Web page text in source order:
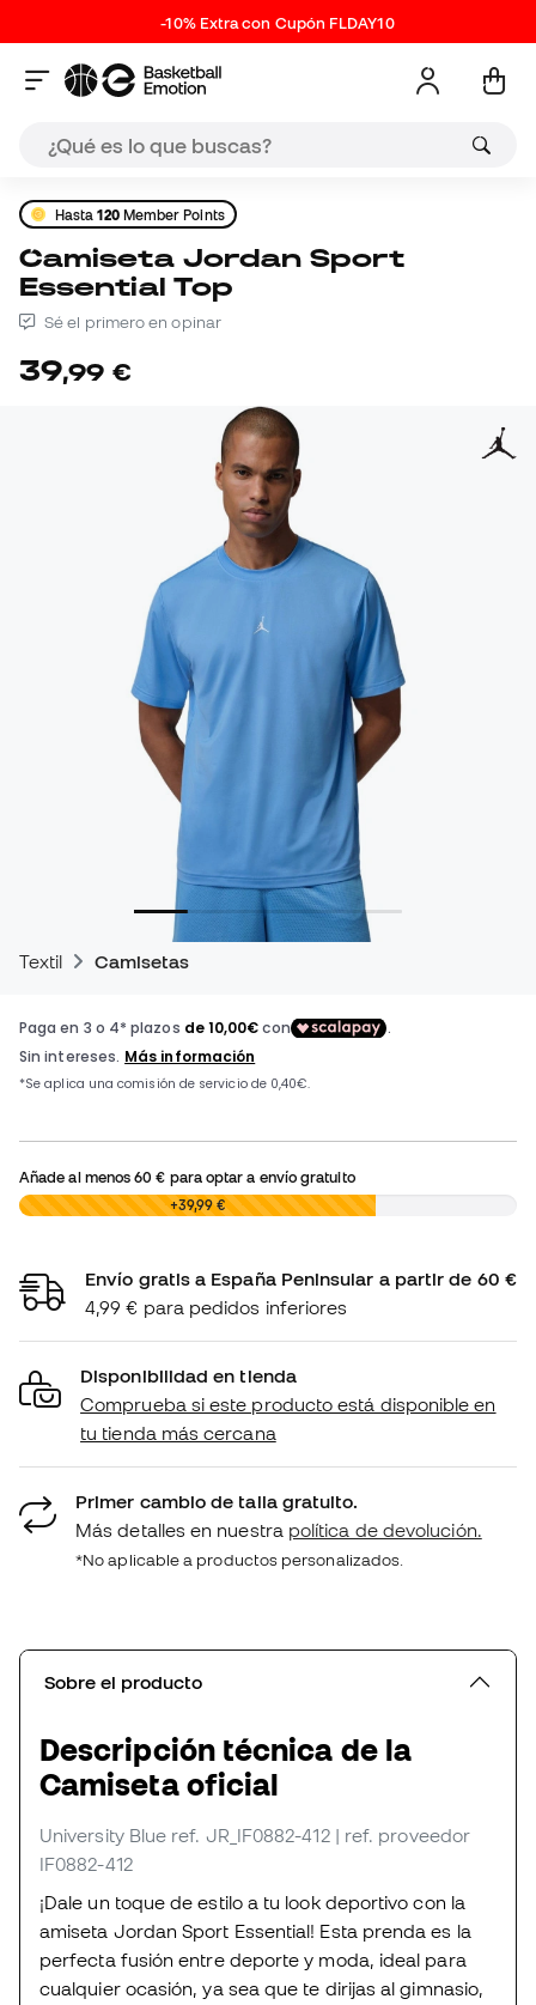
-10% Extra con Cupón FLDAY10
Hasta120Member Points
Camiseta Jordan Sport
Essential Top
Sé el primero en opinar
39,99 €
Textil Camisetas
Añade al menos60 € para optar a envío gratuito
0,00 € +39,99 €
Envío gratis a España Peninsular a partir de 60 €
4,99 € para pedidos inferiores
Disponibilidad en tienda
Comprueba si este producto está disponible en
tu tienda más cercana
Primer cambio de talla gratuito.
Más detalles en nuestra política de devolución.
*No aplicable a productos personalizados.
Sobre el producto
Descripción técnica de la
Camiseta oficial
University Blue ref. JR_IF0882-412 | ref. proveedor
IF0882-412
¡Dale un toque de estilo a tu look deportivo con la
amiseta Jordan Sport Essential! Esta prenda es la
perfecta fusión entre deporte y moda, ideal para
cualquier ocasión, ya sea que te dirijas al gimnasio,